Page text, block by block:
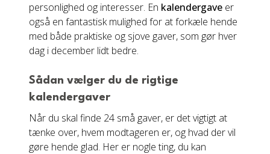
personlighed og interesser. En kalendergave er
også en fantastisk mulighed for at forkæle hende
med både praktiske og sjove gaver, som gør hver
dag i december lidt bedre.
Sådan vælger du de rigtige
kalendergaver
Når du skal finde 24 små gaver, er det vigtigt at
tænke over, hvem modtageren er, og hvad der vil
gøre hende glad. Her er nogle ting, du kan